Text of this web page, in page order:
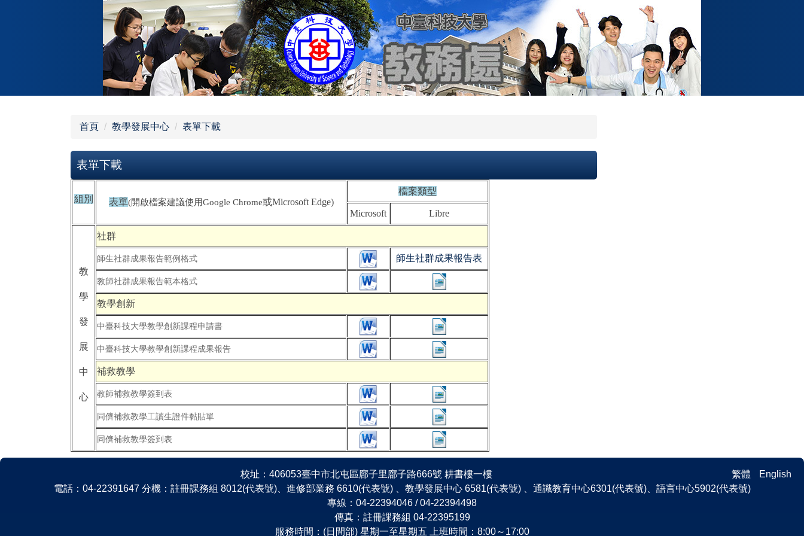
區
首頁 教學發展中心 表單下載
表單下載
組別 表單(開啟檔案建議使用Google Chrome或Microsoft Edge)
檔案類型
Microsoft Libre
教
學
發
展
中
心
社群
師生社群成果報告範例格式 師生社群成果報告表
教師社群成果報告範本格式
教學創新
中臺科技大學教學創新課程申請書
中臺科技大學教學創新課程成果報告
補救教學
教師補救教學簽到表
同儕補救教學工讀生證件黏貼單
同儕補救教學簽到表
繁體 English
校址：406053臺中市北屯區廍子里廍子路666號 耕書樓一樓
電話：04-22391647 分機：註冊課務組 8012(代表號)、進修部業務 6610(代表號) 、教學發展中心 6581(代表號) 、通識教育中心6301(代表號)、語言中心5902(代表號)
專線：04-22394046 / 04-22394498
傳真：註冊課務組 04-22395199
服務時間：(日間部) 星期一至星期五 上班時間：8:00～17:00